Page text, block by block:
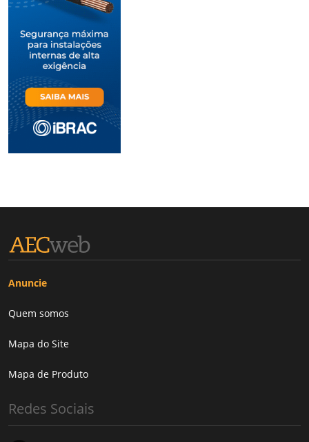
Anuncie
Quem somos
Mapa do Site
Mapa de Produto
Redes Sociais